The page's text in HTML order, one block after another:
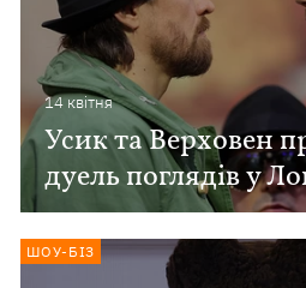
14 квiтня
Усик та Верховен
дуель поглядів у
ШОУ-БІЗ